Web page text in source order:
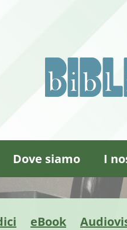
Dove siamo I
eBook